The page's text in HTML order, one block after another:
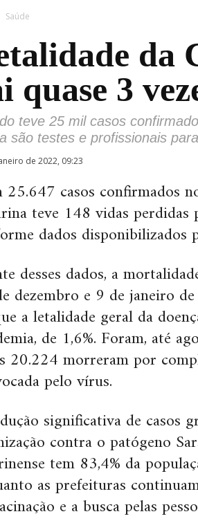
Saúde
da
quase 3
teve 25 mil casos
são testes e profissionais
de 2022, 09:23
25.647 casos confirmados
teve 148 vidas
dados disponibilizados
desses dados, a
dezembro e 9 de janeiro
a letalidade geral da
de 1,6%. Foram, até
20.224 morreram por
pelo vírus.
significativa de casos
contra o patógeno
tem 83,4% da
as prefeituras
e a busca pelas